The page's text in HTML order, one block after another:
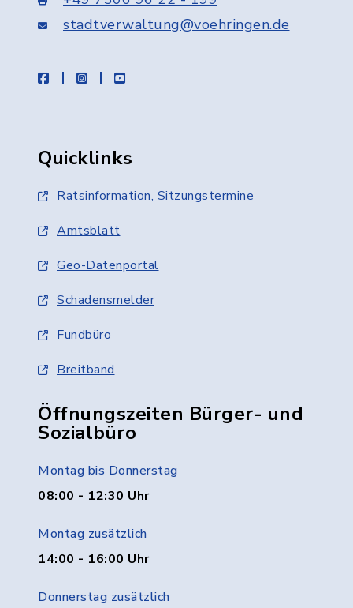
stadtverwaltung@voehringen.de
facebookinstagramyoutube
Quicklinks
Ratsinformation, Sitzungstermine
Amtsblatt
Geo-Datenportal
Schadensmelder
Fundbüro
Breitband
Öffnungszeiten Bürger- und
Sozialbüro
Montag bis Donnerstag
08:00 - 12:30 Uhr
Montag zusätzlich
14:00 - 16:00 Uhr
Donnerstag zusätzlich